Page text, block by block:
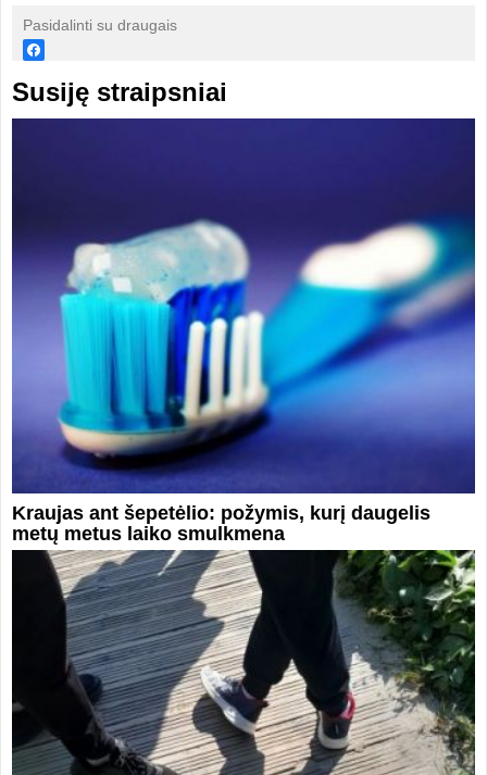
Pasidalinti su draugais
Susiję straipsniai
Kraujas ant šepetėlio: požymis, kurį daugelis
metų metus laiko smulkmena